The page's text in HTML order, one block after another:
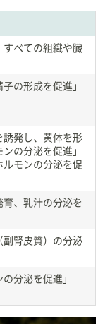
すべての組織や臓
子の形成を促進」
誘発し、黄体を形
の分泌を促進」
ルモンの分泌を促
育、乳汁の分泌を
副腎皮質）の分泌
の分泌を促進」